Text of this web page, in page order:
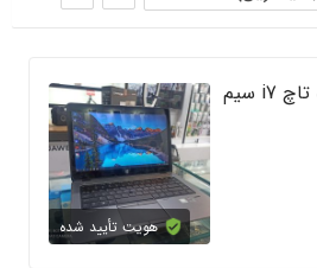
لپ تاپ اچ پی صفحه تاچ i7 سیم
هویت تأیید شده